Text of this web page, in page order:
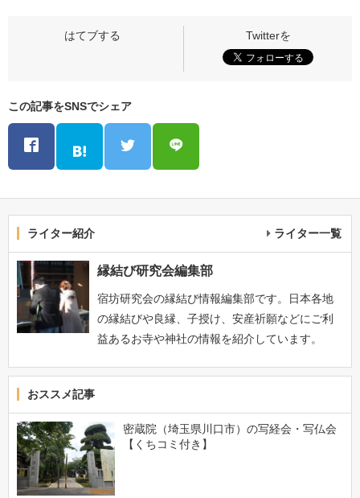
この記事をSNSでシェア
ライター紹介 ライター一覧
縁結び研究会編集部
宿坊研究会の縁結び情報編集部です。日本各地
の縁結びや良縁、子授け、安産祈願などにご利
益あるお寺や神社の情報を紹介しています。
おススメ記事
密蔵院（埼玉県川口市）の写経会・写仏会
【くちコミ付き】